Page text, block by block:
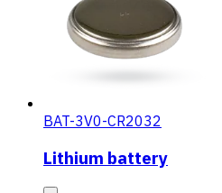
BAT-3V0-CR2032
Lithium battery